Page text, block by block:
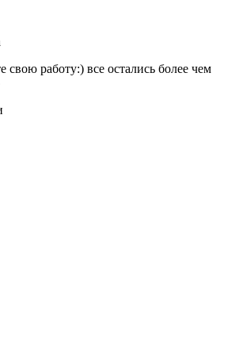
свою работу:) все остались более чем